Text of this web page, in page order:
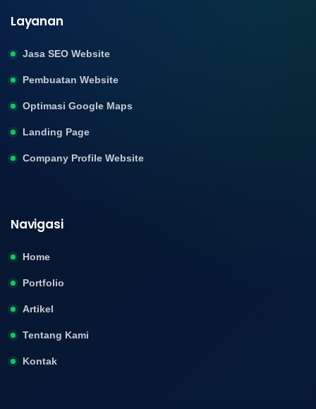
Layanan
Jasa SEO Website
Pembuatan Website
Optimasi Google Maps
Landing Page
Company Profile Website
Navigasi
Home
Portfolio
Artikel
Tentang Kami
Kontak